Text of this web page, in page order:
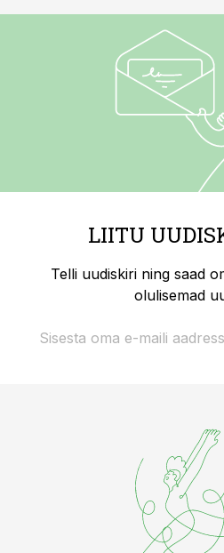
LIITU
Telli uudiskiri ning saad
olulisemad